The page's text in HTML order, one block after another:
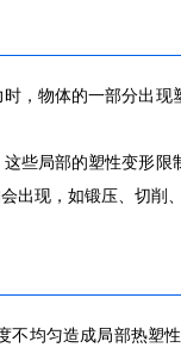
，物体的一部分出
些局部的塑性变形
出现，如锻压、切削
均匀造成局部热塑